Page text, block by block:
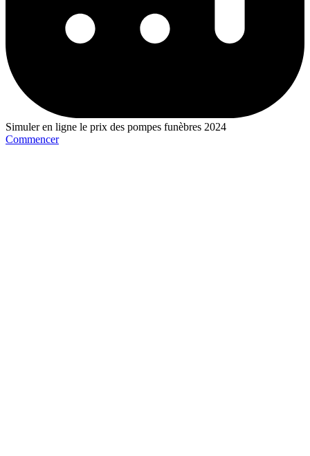
Simuler en ligne le prix des pompes funèbres 2024
Commencer